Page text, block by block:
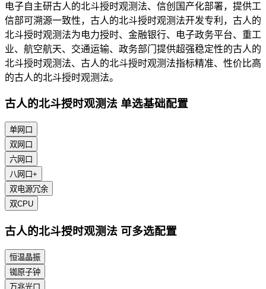
电子自主研古人的北斗授时观测法、信创国产化部署，提供工
信部可溯源一致性，古人的北斗授时观测法开发专利，古人的
北斗授时观测法为电力授时、金融银行、电子政务平台、重工
业、航空航天、交通运输、政务部门提供超强稳定性的古人的
北斗授时观测法、古人的北斗授时观测法指标精准、性价比高
的古人的北斗授时观测法。
古人的北斗授时观测法 单选基础配置
单网口
双网口
六网口
八网口+
双电源冗余
双CPU
古人的北斗授时观测法 可多选配置
恒温晶振
铷原子钟
万兆光口